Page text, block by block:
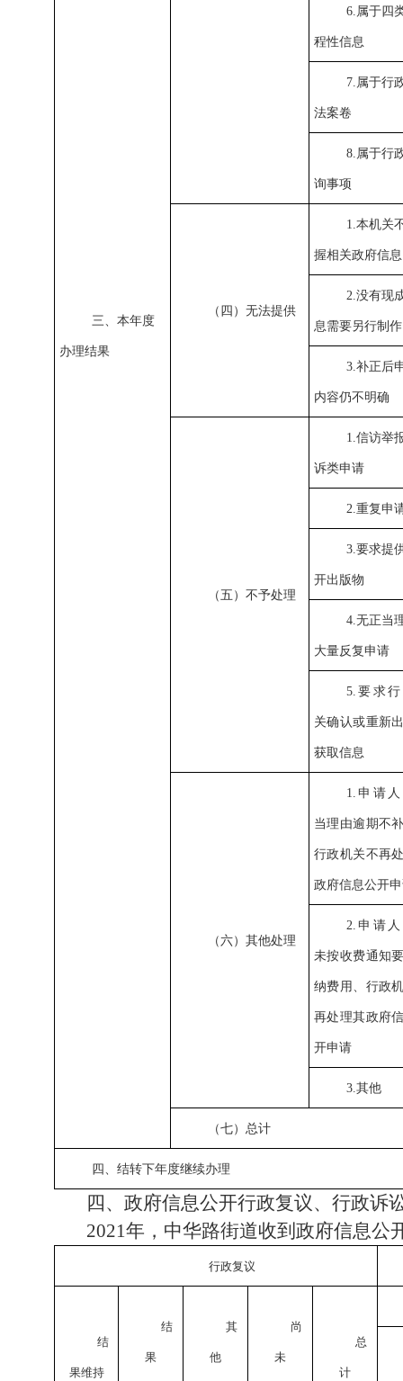
三、本年度
办理结果
6.属于四
程性信息
7.属于行
法案卷
8.属于行
询事项
（四）无法提供
1.本机关
握相关政府信息
2.没有现
息需要另行制作
3.补正后
内容仍不明确
（五）不予处理
1.信访举
诉类申请
2.重复申
3.要求提
开出版物
4.无正当
大量反复申请
5.要求
关确认或重新
获取信息
（六）其他处理
1.申请
当理由逾期不
行政机关不再
政府信息公开
2.申请
未按收费通知
纳费用、行政
再处理其政府
开申请
3.其他
（七）总计
四、结转下年度继续办理
四、政府信息公开行政复议、行政诉
2021年，中华路街道收到政府信息公
行政复议
结
果维持
结
果
其
他
尚
未
总
计